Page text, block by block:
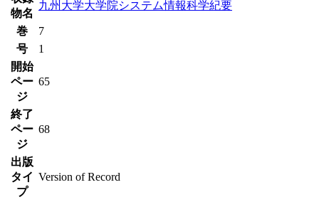
物名
九州大学大学院システム情報科学紀要
巻
7
号
1
開始
ペー
ジ
65
終了
ペー
ジ
68
出版
タイ
プ
Version of Record